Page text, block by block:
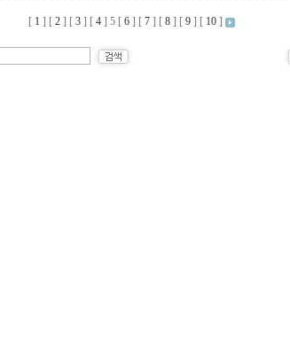
[ 1 ] [ 2] [ 3] [ 4] 5[ 6] [ 7] [ 8] [ 9] [ 10]